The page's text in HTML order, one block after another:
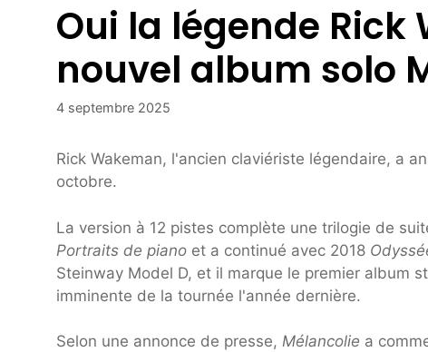
Oui la légende
nouvel album solo
4 septembre 2025
Rick Wakeman, l'ancien claviériste légendaire, a
octobre.
La version à 12 pistes complète une trilogie de
Portraits de piano et a continué avec 2018
Steinway Model D, et il marque le premier album
imminente de la tournée l'année dernière.
Selon une annonce de presse, Mélancolie a